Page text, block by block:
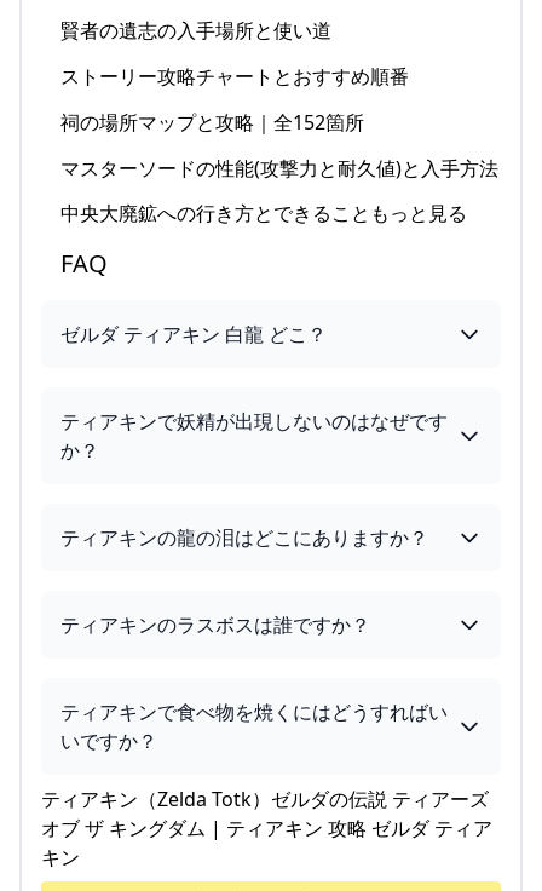
賢者の遺志の入手場所と使い道
ストーリー攻略チャートとおすすめ順番
祠の場所マップと攻略｜全152箇所
マスターソードの性能(攻撃力と耐久値)と入手方法
中央大廃鉱への行き方とできることもっと見る
FAQ
ゼルダ ティアキン 白龍 どこ？
ティアキンで妖精が出現しないのはなぜです
か？
ティアキンの龍の泪はどこにありますか？
ティアキンのラスボスは誰ですか？
ティアキンで食べ物を焼くにはどうすればい
いですか？
ティアキン（Zelda Totk）ゼルダの伝説 ティアーズ
オブ ザ キングダム | ティアキン 攻略 ゼルダ ティア
キン